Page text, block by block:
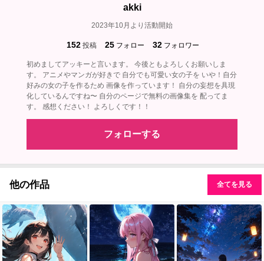
akki
2023年10月より活動開始
152 投稿 25 フォロー 32 フォロワー
初めましてアッキーと言います。 今後ともよろしくお願いしま
す。 アニメやマンガが好きで 自分でも可愛い女の子を いや！自分
好みの女の子を作るため 画像を作っています！ 自分の妄想を具現
化しているんですね〜 自分のページで無料の画像集を 配ってま
す。 感想ください！ よろしくです！！
フォローする
他の作品 全てを見る